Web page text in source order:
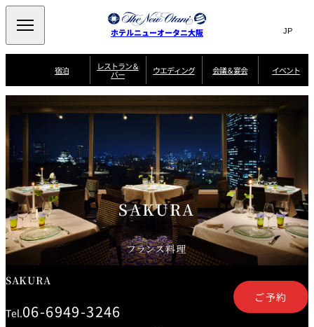
ホテルニューオータニ大阪 Search
サ
ト
内
検
索
窓
を
開
閉
言
切
替
え
メ
JP(日本語)
EN
中文(简)
한국어(한국어)
Select Language
宿泊
泊
プ
覧
サ
ー
ビ
ド
スイート・エグゼ
クティブフロアの
特典
食のご案内
ル
ー
ム
サ
ー
ビ
ス
レストラン＆
バー
西洋料理
日本料理
けやき 季処 一心
麺処
NAKAJIMA 乾山
叙々苑 游玄亭
花外楼 大坂城
店 藤尾
創作料理
ウエディング
ウ
エ
デ
ィ
ン
グ
ニューオータニウ
エディングの魅力
ウ
エ
ス
タ
イ
ル
新着情報
挙式 披露宴 料理・ケーキ
ム
ー
ビ
ドレスブランド
「ituwa（いつ
わ）」
ストア オープン
来
館
予
問
合
会議＆宴会
会
議
＆
宴
会
宴 プ
ラ
ン
一
覧
宴
会
ご
予
約
お
問
合
せ
フ
イベント
SAKURA
フランス料理
SAKURA
Tel.06-6949-3246
ご予約